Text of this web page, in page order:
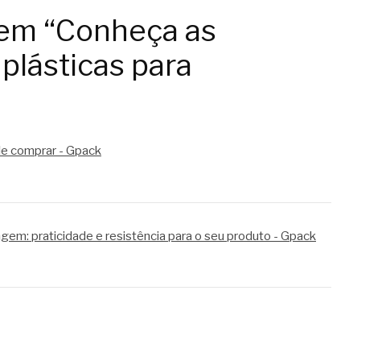
“Conheça as
para
comprar - Gpack
praticidade e resistência para o seu produto - Gpack